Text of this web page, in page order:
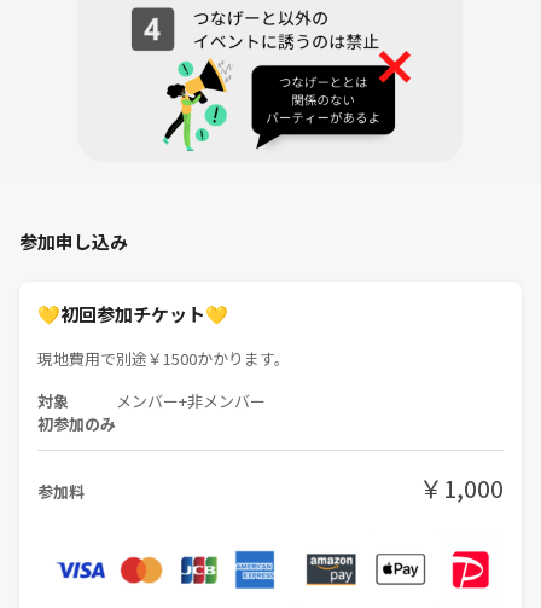
参加申し込み
💛初回参加チケット💛
現地費用で別途￥1500かかります。
対象 メンバー+非メンバー
初参加のみ
参加料 ￥1,000